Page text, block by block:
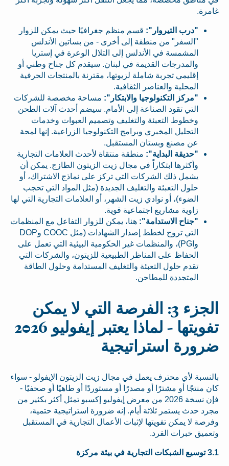
غامرة.
"درب التيروار": قسم منظم جغرافيًا حيث يمكن للزوار
"السفر" من منطقة إلى أخرى - من بساتين الأندلس
المشمسة في الأندلس إلى التلال الوعرة في إستريا
والمدرجات القديمة في لبنان. سيقدم كل جناح وطني أو
إقليمي تجربة شاملة لزيوتها، مقترنة بالمنتجات الحرفية
المحلية والعناصر الثقافية.
"مركز التكنولوجيا والابتكار": مساحة مخصصة للشركات
التي تقود الصناعة إلى الأمام. سيضم أحدث آلات الطحن
وخطوط التعبئة والتغليف وتصميم العبوات وخدمات
التحليل المخبري وبرامج التكنولوجيا الزراعية. إنها لمحة
عن مصنع وبستان المستقبل.
"حديقة البداية": منطقة منتقاة لأحدث العلامات التجارية
وأكثرها ابتكاراً في مجال زيت الزيتون الطازج. يمكن أن
يشمل ذلك الشركات التي تركز على نماذج الاشتراك، أو
حلول التعبئة والتغليف الجديدة (مثل المواد التي تحجب
الضوء)، أو نوادي زيت الشهر، أو العلامات التجارية التي لها
زاوية مشاريع اجتماعية قوية.
"جناح الاستدامة": هنا، يمكن للزوار التفاعل مع المنظمات
التي تروج لخطط إصدار الشهادات (مثل COOC وDOP
وPGI)، والمنظمات غير الحكومية البيئية التي تعمل على
الحفاظ على المناظر الطبيعية للزيتون، والشركات التي
تقدم حلول التعبئة والتغليف المستدامة وحلول الطاقة
المتجددة للمطاحن.
الجزء 3: الفرصة التي لا يمكن
تفويتها - لماذا يعتبر إيفوليو 2026
ضرورة استراتيجية
بالنسبة لأي محترف يعمل في مجال زيت الزيتون الإيفولو - سواء
كان منتجًا أو مشترًا أو مصدرًا أو مستوردًا أو طاهيًا أو صحفيًا -
فإن نسخة 2026 من معرض إيفوليو إكسبو تمثل أكثر بكثير من
مجرد حدث يستمر ثلاثة أيام. إنه ضرورة استراتيجية حتمية،
وفرصة لا يمكن تفويتها لإثبات الأعمال التجارية في المستقبل
وتعميق خبرات الفرد.
3.1 توسيع الشبكات التجارية في بيئة مركزة